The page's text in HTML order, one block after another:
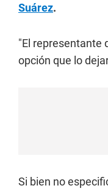
Suárez.
"El representante
opción que lo
Si bien no